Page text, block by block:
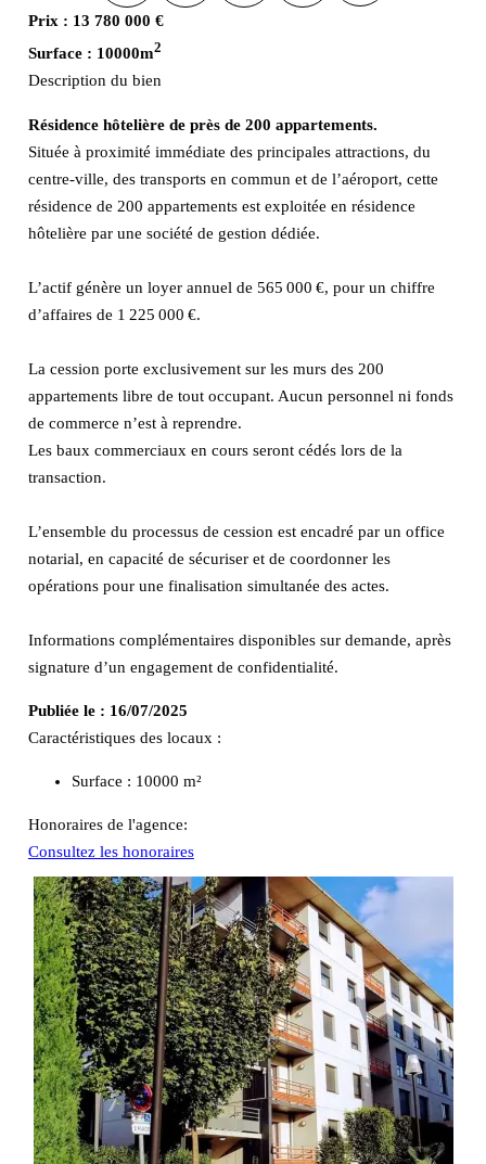
Prix : 13 780 000 €
Surface : 10000m2
Description du bien
Résidence hôtelière de près de 200 appartements.
Située à proximité immédiate des principales attractions, du
centre-ville, des transports en commun et de l’aéroport, cette
résidence de 200 appartements est exploitée en résidence
hôtelière par une société de gestion dédiée.
L’actif génère un loyer annuel de 565 000 €, pour un chiffre
d’affaires de 1 225 000 €.
La cession porte exclusivement sur les murs des 200
appartements libre de tout occupant. Aucun personnel ni fonds
de commerce n’est à reprendre.
Les baux commerciaux en cours seront cédés lors de la
transaction.
L’ensemble du processus de cession est encadré par un office
notarial, en capacité de sécuriser et de coordonner les
opérations pour une finalisation simultanée des actes.
Informations complémentaires disponibles sur demande, après
signature d’un engagement de confidentialité.
Publiée le : 16/07/2025
Caractéristiques des locaux :
Surface : 10000 m²
Honoraires de l'agence:
Consultez les honoraires